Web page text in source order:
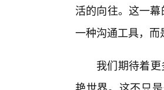
活的向往。这一
一种沟通工具，
我们期待着